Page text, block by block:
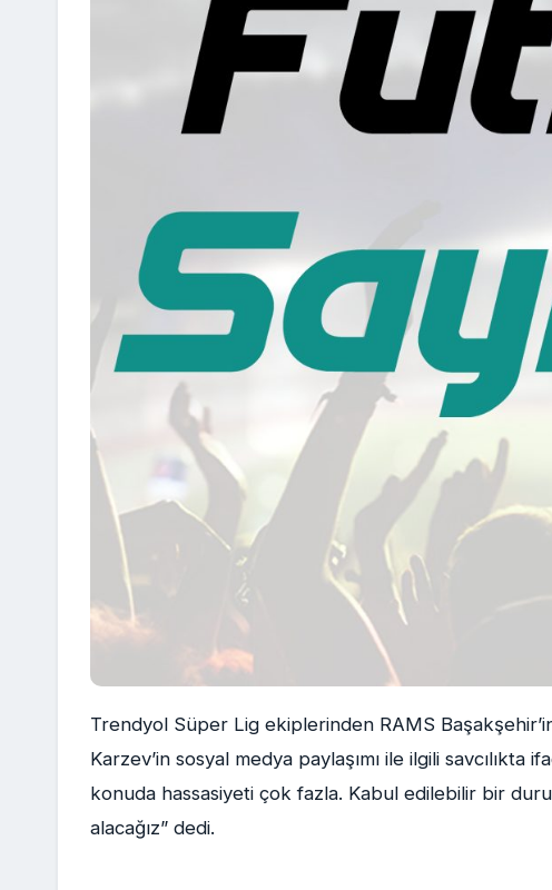
Trendyol Süper Lig ekiplerinden RAMS
Karzev’in sosyal medya paylaşımı ile ilgili
konuda hassasiyeti çok fazla. Kabul edilebilir bir
alacağız” dedi.